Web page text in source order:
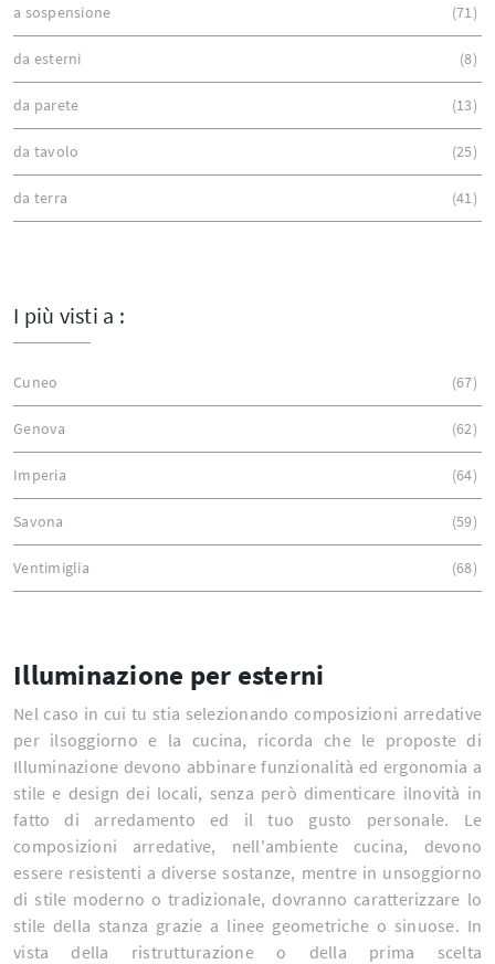
a sospensione 71
da esterni 8
da parete 13
da tavolo 25
da terra 41
I più visti a :
Cuneo 67
Genova 62
Imperia 64
Savona 59
Ventimiglia 68
Illuminazione per esterni
Nel caso in cui tu stia selezionando composizioni arredative
per ilsoggiorno e la cucina, ricorda che le proposte di
Illuminazione devono abbinare funzionalità ed ergonomia a
stile e design dei locali, senza però dimenticare ilnovità in
fatto di arredamento ed il tuo gusto personale. Le
composizioni arredative, nell'ambiente cucina, devono
essere resistenti a diverse sostanze, mentre in unsoggiorno
di stile moderno o tradizionale, dovranno caratterizzare lo
stile della stanza grazie a linee geometriche o sinuose. In
vista della ristrutturazione o della prima scelta